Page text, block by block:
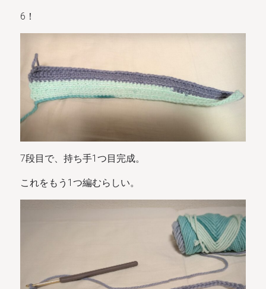
6！
7段目で、持ち手1つ目完成。
これをもう1つ編むらしい。